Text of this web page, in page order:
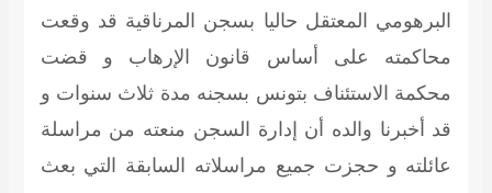
البرهومي المعتقل حاليا بسجن المرناقية قد وقعت
محاكمته على أساس قانون الإرهاب و قضت
محكمة الاستئناف بتونس بسجنه مدة ثلاث سنوات و
قد أخبرنا والده أن إدارة السجن منعته من مراسلة
عائلته و حجزت جميع مراسلاته السابقة التي بعث